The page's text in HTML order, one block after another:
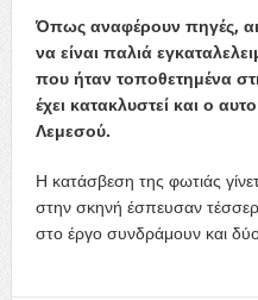
Όπως αναφέρουν πηγές,
να είναι παλιά
που ήταν τοποθετημένα
έχει κατακλυστεί και ο
Λεμεσού.
Η κατάσβεση της φωτιάς
στην σκηνή έσπευσαν
στο έργο συνδράμουν και